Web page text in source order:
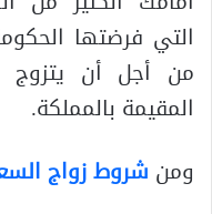
التي فرضتها
من أجل أن يتزوج
المقيمة بالمملكة.
ومن شروط زواج